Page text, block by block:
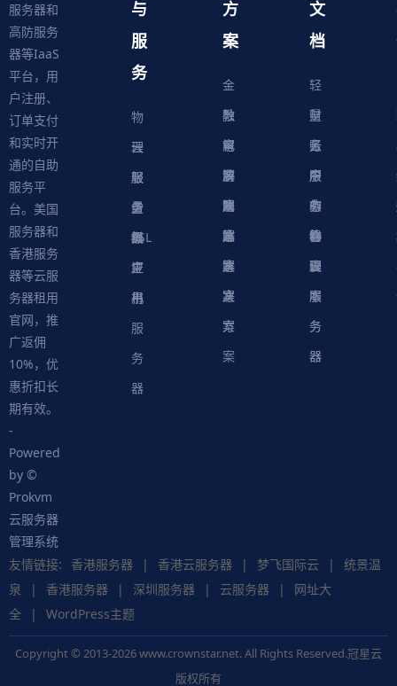
服务器和
高防服务
器等IaaS
平台，用
户注册、
订单支付
和实时开
通的自助
服务平
台。美国
服务器和
香港服务
器等云服
务器租用
官网，推
广返佣
10%，优
惠折扣长
期有效。
-
Powered
by ©
Prokvm
云服务器
管理系统
与
服
务
物
理
服
务
器
云
服
务
器
轻
量
级
应
用
服
务
器
虚
拟
主
机
SSL
证
书
方
案
金
融
解
决
方
案
教
育
解
决
方
案
电
商
解
决
方
案
游
戏
解
决
方
案
网
站
解
决
方
案
文
档
轻
量
云
服
务
器
财
务
中
心
账
户
中
心
服
务
协
议
软
件
脚
本
物
理
服
务
器
云
服
务
器
友情链接: 香港服务器 | 香港云服务器 | 梦飞国际云 |
统景温
泉
| 香港服务器 | 深圳服务器 | 云服务器 |
网址大
全
| WordPress主题
Copyright © 2013-2026 www.crownstar.net. All Rights Reserved.冠星云
版权所有